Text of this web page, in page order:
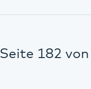
Seite 182